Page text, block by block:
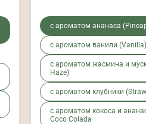
с ароматом ананаса
с ароматом ванили (Vanilla)
с ароматом жасмина и
Haze)
с ароматом клубники
с ароматом кокоса и
Coco Colada